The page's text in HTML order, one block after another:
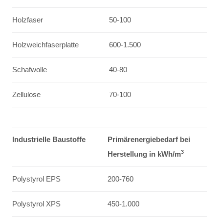
Holzfaser 50-100
Holzweichfaserplatte 600-1.500
Schafwolle 40-80
Zellulose 70-100
Industrielle Baustoffe
Primärenergiebedarf bei
Herstellung in kWh/m3
Polystyrol EPS 200-760
Polystyrol XPS 450-1.000